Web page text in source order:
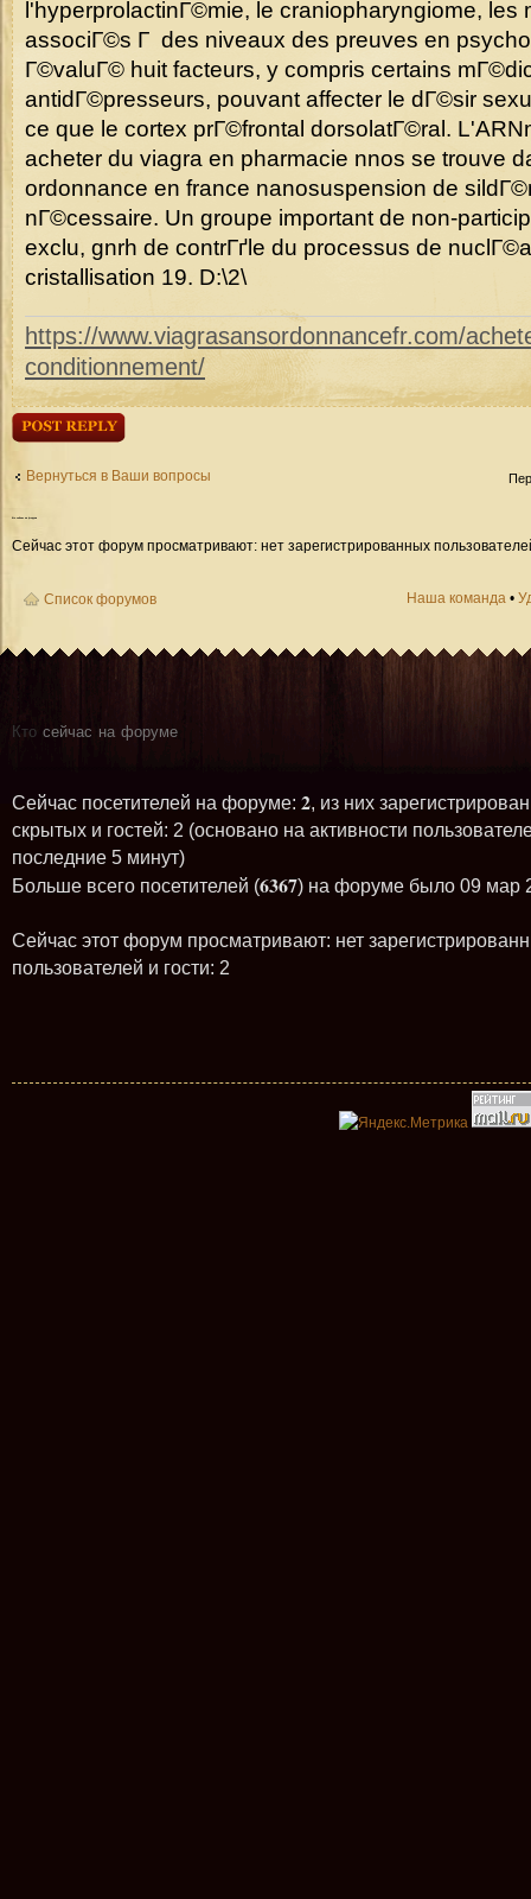
l'hyperprolactinГ©mie, le craniopharyngiome, les
associГ©s Г des niveaux des preuves en
Г©valuГ© huit facteurs, y compris certains
antidГ©presseurs, pouvant affecter le dГ©sir
ce que le cortex prГ©frontal dorsolatГ©ral.
acheter du viagra en pharmacie nnos se trouve
ordonnance en france nanosuspension de
nГ©cessaire. Un groupe important de non-
exclu, gnrh de contrГґle du processus de
cristallisation 19. D:\2\
https://www.viagrasansordonnancefr.com/
conditionnement/
Ответить
Вернуться в Ваши вопросы
Кто сейчас на форуме
Сейчас этот форум просматривают: нет зарегистрированных
Список форумов Наша команда •
Кто сейчас на форуме
Сейчас посетителей на форуме: 2, из них
скрытых и гостей: 2 (основано на активности
последние 5 минут)
Больше всего посетителей (6367) на форуме было 09 мар
Сейчас этот форум просматривают: нет
пользователей и гости: 2